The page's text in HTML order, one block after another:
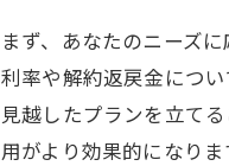
まず、あなたのニーズ
利率や解約返戻金につ
見越したプランを立て
用がより効果的になり